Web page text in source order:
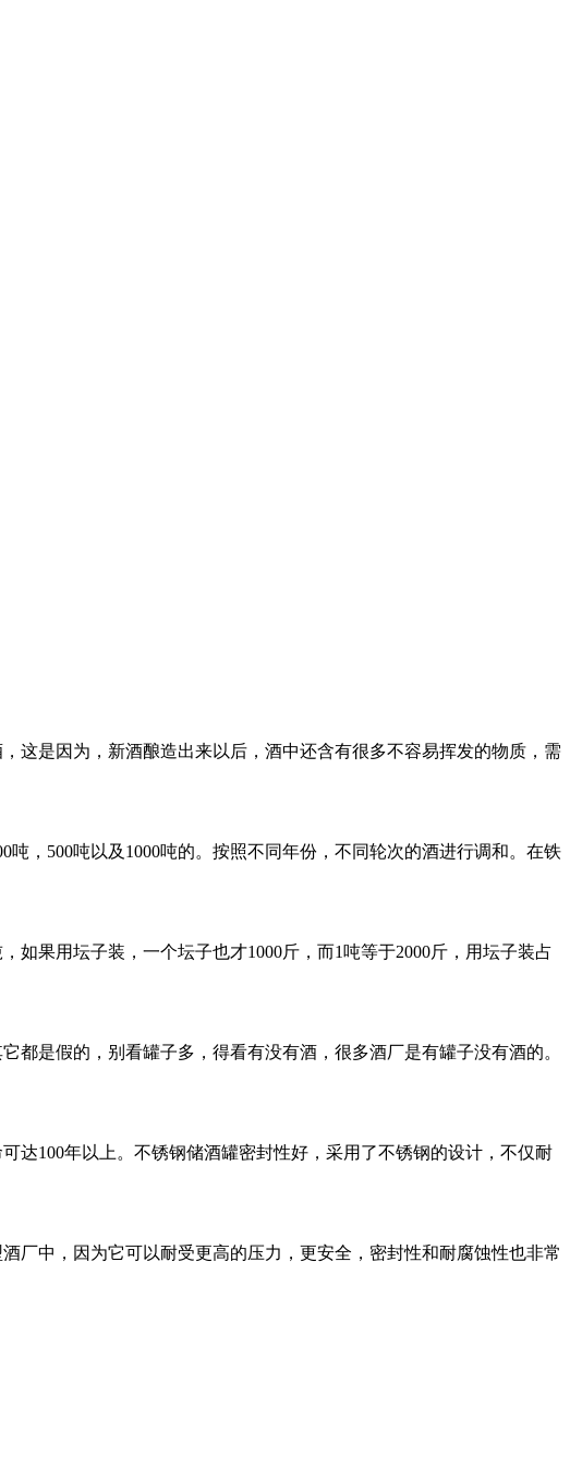
这是因为，新酒酿造出来以后，酒中还含有很多不容易挥发的物质，需
，500吨以及1000吨的。按照不同年份，不同轮次的酒进行调和。在铁
果用坛子装，一个坛子也才1000斤，而1吨等于2000斤，用坛子装占
是假的，别看罐子多，得看有没有酒，很多酒厂是有罐子没有酒的。
达100年以上。不锈钢储酒罐密封性好，采用了不锈钢的设计，不仅耐
厂中，因为它可以耐受更高的压力，更安全，密封性和耐腐蚀性也非常